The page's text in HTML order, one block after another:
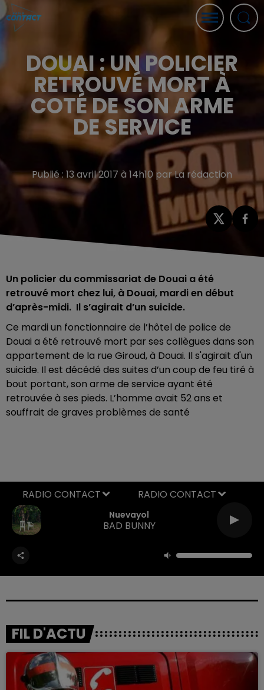
DOUAI : UN POLICIER
RETROUVÉ MORT À
COTÉ DE SON ARME
DE SERVICE
Publié : 13 avril 2017 à 14h10 par La rédaction
Un policier du commissariat de Douai a été
retrouvé mort chez lui, à Douai, mardi en début
d’après-midi. Il s’agirait d’un suicide.
Ce mardi un fonctionnaire de l’hôtel de police de
Douai a été retrouvé mort par ses collègues dans son
appartement de la rue Giroud, à Douai. Il s'agirait d'un
suicide. Il est décédé des suites d’un coup de feu tiré à
bout portant, son arme de service ayant été
retrouvée à ses pieds. L’homme avait 52 ans et
souffrait de graves problèmes de santé
Nuevayol
BAD BUNNY
RADIO CONTACT
FIL D'ACTU